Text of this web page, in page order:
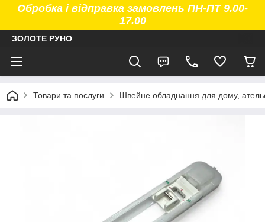
Обробка і відправка замовлень ПН-ПТ 9.00-
17.00
ЗОЛОТЕ РУНО
Товари та послуги Швейне обладнання для дому,